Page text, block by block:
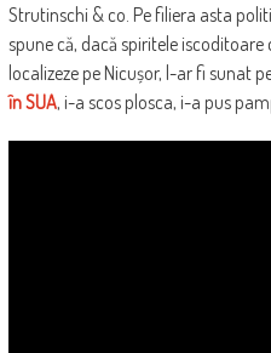
Strutinschi & co. Pe filiera asta
spune că, dacă spiritele
localizeze pe Nicușor, l-ar fi sunat
în SUA, i-a scos plosca, i-a pus